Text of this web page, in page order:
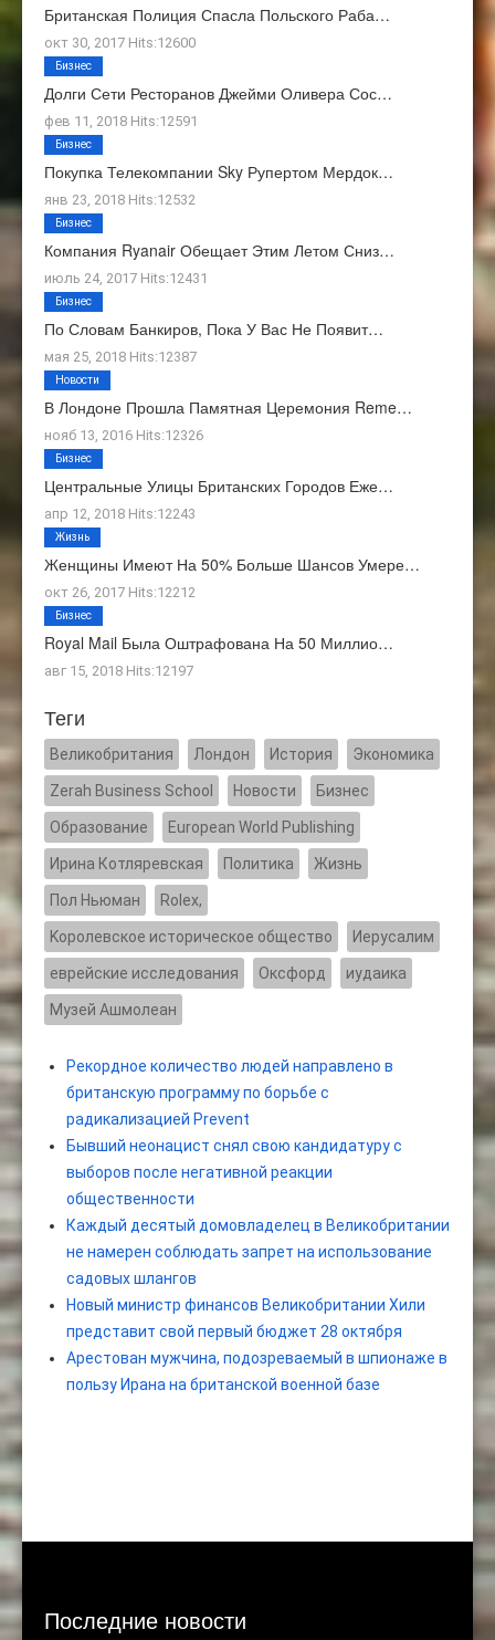
Британская Полиция Спасла Польского Раба…
окт 30, 2017 Hits:12600
Долги Сети Ресторанов Джейми Оливера Сос…
фев 11, 2018 Hits:12591
Бизнес
Покупка Телекомпании Sky Рупертом Мердок…
янв 23, 2018 Hits:12532
Бизнес
Компания Ryanair Обещает Этим Летом Сниз…
июль 24, 2017 Hits:12431
Бизнес
По Словам Банкиров, Пока У Вас Не Появит…
мая 25, 2018 Hits:12387
Бизнес
В Лондоне Прошла Памятная Церемония Reme…
нояб 13, 2016 Hits:12326
Новости
Центральные Улицы Британских Городов Еже…
апр 12, 2018 Hits:12243
Бизнес
Женщины Имеют На 50% Больше Шансов Умере…
окт 26, 2017 Hits:12212
Жизнь
Royal Mail Была Оштрафована На 50 Миллио…
авг 15, 2018 Hits:12197
Бизнес
Теги
Великобритания Лондон История Экономика
Zerah Business School Новости Бизнес
Образование European World Publishing
Ирина Котляревская Политика Жизнь
Пол Ньюман Rolex,
Kоролевское историческое общество Иерусалим
еврейские исследования Оксфорд иудаика
Музей Ашмолеан
Рекордное количество людей направлено в
британскую программу по борьбе с
радикализацией Prevent
Бывший неонацист снял свою кандидатуру с
выборов после негативной реакции
общественности
Каждый десятый домовладелец в Великобритании
не намерен соблюдать запрет на использование
садовых шлангов
Новый министр финансов Великобритании Хили
представит свой первый бюджет 28 октября
Арестован мужчина, подозреваемый в шпионаже в
пользу Ирана на британской военной базе
Последние новости